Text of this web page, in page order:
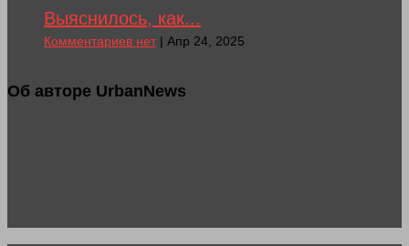
Выяснилось, как...
Комментариев нет| Апр 24, 2025
Об авторе UrbanNews